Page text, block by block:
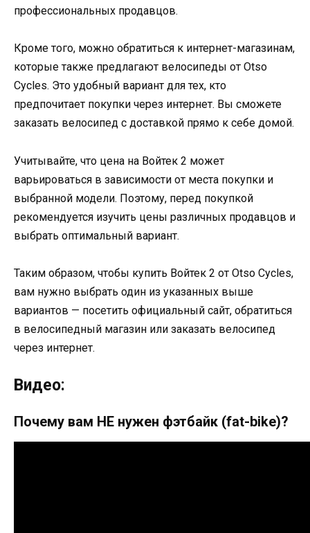
профессиональных продавцов.
Кроме того, можно обратиться к интернет-магазинам,
которые также предлагают велосипеды от Otso
Cycles. Это удобный вариант для тех, кто
предпочитает покупки через интернет. Вы сможете
заказать велосипед с доставкой прямо к себе домой.
Учитывайте, что цена на Войтек 2 может
варьироваться в зависимости от места покупки и
выбранной модели. Поэтому, перед покупкой
рекомендуется изучить цены различных продавцов и
выбрать оптимальный вариант.
Таким образом, чтобы купить Войтек 2 от Otso Cycles,
вам нужно выбрать один из указанных выше
вариантов — посетить официальный сайт, обратиться
в велосипедный магазин или заказать велосипед
через интернет.
Видео:
Почему вам НЕ нужен фэтбайк (fat-bike)?